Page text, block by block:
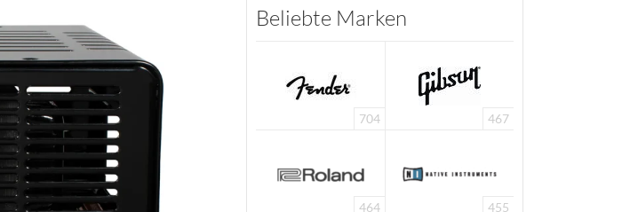
Beliebte Marken
704 467
464 455